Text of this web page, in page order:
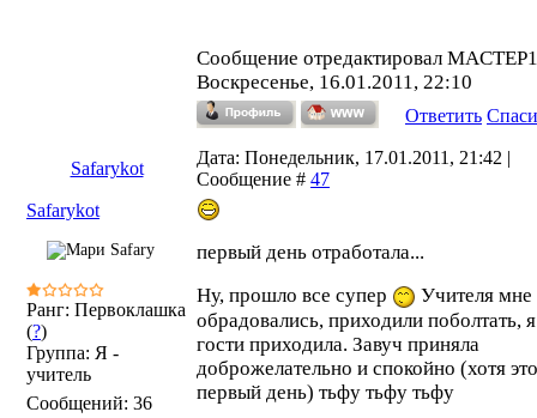
Сообщение отредактировал MACTEP1
Воскресенье, 16.01.2011, 22:10
Ответить
Safarykot
Дата: Понедельник, 17.01.2011, 21:42 |
Сообщение # 47
Safarykot
Ранг: Первоклашка
(?)
Группа: Я -
учитель
Сообщений: 36
первый день отработала...
Ну, прошло все супер
Учителя мне
обрадовались, приходили поболтать,
гости приходила. Завуч приняла
доброжелательно и спокойно (хотя это
первый день) тьфу тьфу тьфу